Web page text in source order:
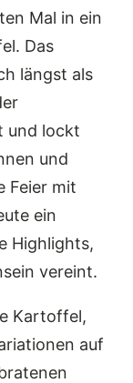
Mal in ein
Das
längst als
und lockt
und
Feier mit
ein
Highlights,
vereint.
Kartoffel,
auf